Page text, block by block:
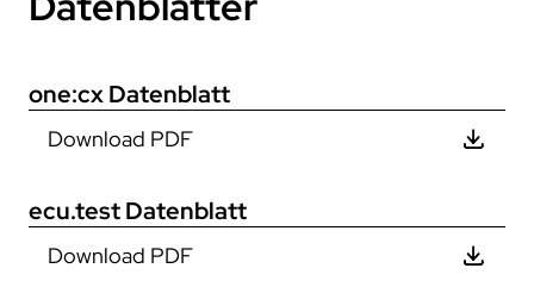
one:cxDatenblatt
Download PDF
ecu.testDatenblatt
Download PDF